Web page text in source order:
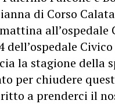
di Corso
all’ospedale
dell’ospedale
la stagione della
per chiudere
a prenderci il